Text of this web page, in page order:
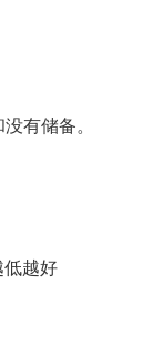
有储备。
越好